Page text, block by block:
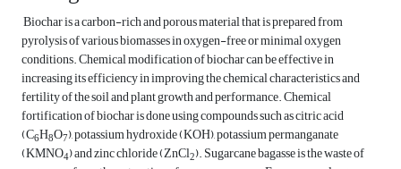
Biochar is a carbon-rich and porous material that is prepared from
pyrolysis of various biomasses in oxygen-free or minimal oxygen
conditions. Chemical modification of biochar can be effective in
increasing its efficiency in improving the chemical characteristics and
fertility of the soil and plant growth and performance. Chemical
fortification of biochar is done using compounds such as citric acid
(C6H8O7), potassium hydroxide (KOH), potassium permanganate
(KMNO4) and zinc chloride (ZnCl2). Sugarcane bagasse is the waste of